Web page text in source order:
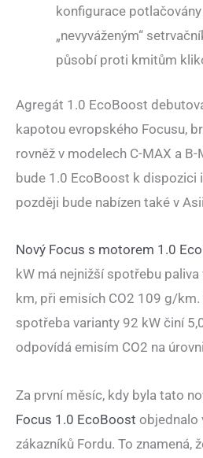
konfigurace
„nevyváženým“
působí proti kmitům
Agregát 1.0 EcoBoost
kapotou evropského Focusu,
rovněž v modelech C-MAX a
bude 1.0 EcoBoost k dispozici
později bude nabízen také v
Nový Focus s motorem 1.0
kW má nejnižší spotřebu
km, při emisích CO2 109 g/
spotřeba varianty 92 kW činí
odpovídá emisím CO2 na
Za první měsíc, kdy byla tato
Focus 1.0 EcoBoost objednalo
zákazníků Fordu. To znamená,